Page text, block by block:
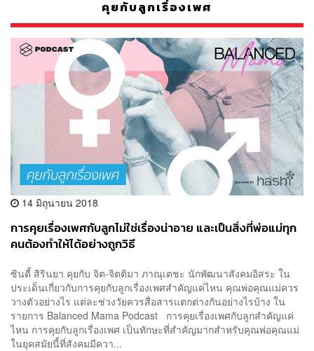
คุยกับลูกเรื่องเพศ
14 มิถุนายน 2018
การคุยเรื่องเพศกับลูกไม่ใช่เรื่องน่าอาย และเป็นสิ่งที่พ่อแม่ทุก
คนต้องทำให้ได้อย่างถูกวิธี
ซินดี้ สิรินยา คุยกับ จิต-จิตติมา ภาณุเตชะ นักพัฒนาสังคมอิสระ ใน
ประเด็นเกี่ยวกับการคุยกับลูกเรื่องเพศสำคัญแค่ไหน คุณพ่อคุณแม่ควร
วางตัวอย่างไร แต่ละช่วงวัยควรสื่อสารแตกต่างกันอย่างไรบ้าง ใน
รายการ Balanced Mama Podcast การคุยเรื่องเพศกับลูกสำคัญแค่
ไหน การคุยกับลูกเรื่องเพศ เป็นทักษะที่สำคัญมากสำหรับคุณพ่อคุณแม่
ในยุคสมัยนี้ที่สังคมมีควา...